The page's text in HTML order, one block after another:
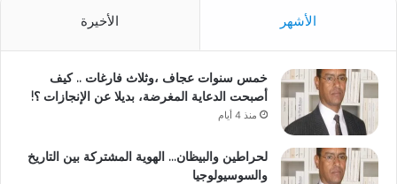
الأشهر الأخيرة
خمس سنوات عجاف ،وثلاث فارغات .. كيف
أصبحت الدعاية المغرضة، بديلا عن الإنجازات ؟!
منذ 4 أيام
لحراطين والبيظان… الهوية المشتركة بين التاريخ
والسوسيولوجيا